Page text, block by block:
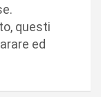
questi
ed